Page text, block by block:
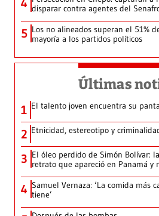
4 disparar contra agentes del
5 Los no alineados superan el 51%
mayoría a los partidos políticos
Últimas
1 El talento joven encuentra su
2 Etnicidad, estereotipo y
3 El óleo perdido de Simón Bolívar:
retrato que apareció en Panamá y
4 Samuel Vernaza: ‘La comida más
tiene’